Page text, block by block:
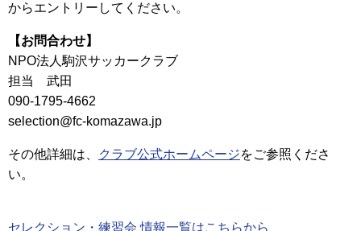
からエントリーしてください。
【お問合わせ】
NPO法人駒沢サッカークラブ
担当 武田
090-1795-4662
selection@fc-komazawa.jp
その他詳細は、 クラブ公式ホームページをご参照くださ
い。
セレクション・練習会 情報一覧はこちらから